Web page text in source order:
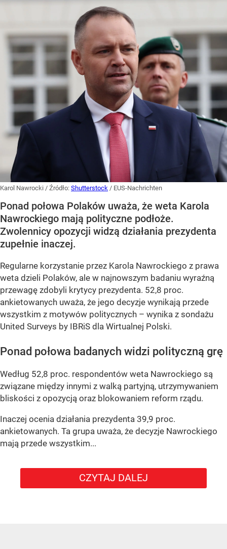
Karol Nawrocki / Źródło: Shutterstock / EUS-Nachrichten
Ponad połowa Polaków uważa, że weta Karola
Nawrockiego mają polityczne podłoże.
Zwolennicy opozycji widzą działania prezydenta
zupełnie inaczej.
Regularne korzystanie przez Karola Nawrockiego z prawa
weta dzieli Polaków, ale w najnowszym badaniu wyraźną
przewagę zdobyli krytycy prezydenta. 52,8 proc.
ankietowanych uważa, że jego decyzje wynikają przede
wszystkim z motywów politycznych – wynika z sondażu
United Surveys by IBRiS dla Wirtualnej Polski.
Ponad połowa badanych widzi polityczną grę
Według 52,8 proc. respondentów weta Nawrockiego są
związane między innymi z walką partyjną, utrzymywaniem
bliskości z opozycją oraz blokowaniem reform rządu.
Inaczej ocenia działania prezydenta 39,9 proc.
ankietowanych. Ta grupa uważa, że decyzje Nawrockiego
mają przede wszystkim...
CZYTAJ DALEJ